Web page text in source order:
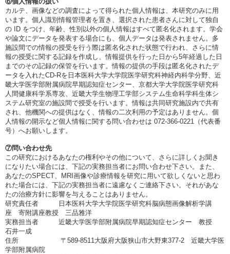
カルテ、画像などの調査によって得られた個人情報は、本研究のみに用
います。個人識別情報管理者を置き、選択された患者さんに対して独自
の ID をつけ、年齢、性別以外の個人情報はすべて匿名化されます。学会
や論文にデータを発表する場合にも、個人データは発表されません。多
施設間での情報の授受を行う際は匿名化された状態で行われ、さらに情
報の授受に関する記録を作成し、情報提供を行った日から5年経過した日
までのその記録の保管を行います。情報の提供の手段は匿名化されたデ
ータを入れたCD-Rを日本医科大学大学院医学研究科神経内科学分野、近
畿大学医学部附属病院早期認知症センター、京都大学大学院医学研究科
人間健康科学系専攻、近畿大学生物理工学部システム生命科学科生体シ
ステム研究室の施設間で授受を行います。情報は共同研究施設内で共有
され、他機関への提供はなく、情報の二次利用の予定はありません。個
人情報の開示など個人情報に関する問い合わせは 072-366-0221（代表番
号）へお願いします。
⑦問い合わせ先
この研究におけるあなたの権利やその他について、さらに詳しくお聞き
になりたい場合には、下記の実務担当者にお問い合わせ下さい。また、
あなたのSPECT、MRI画像や診療情報を研究に用いて欲しくないと思わ
れた場合には、下記の実務担当者に遠慮なくご連絡下さい。それがあな
たの治療方針に影響を与えることはありません。
研究責任者 日本医科大学大学院医学研究科脳病態画像解析学講
座 寄附講座教授 三品雅洋
実務担当者 近畿大学医学部附属病院早期認知症センター 教授
石井一成
住所 〒589-8511大阪府大阪狭山市大野東377-2 近畿大学医
学部附属病院